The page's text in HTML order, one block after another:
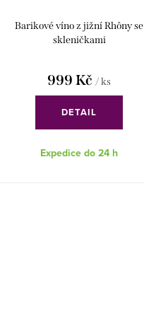
Barikové víno z jižní Rhôny se
skleničkami
999 Kč / ks
DETAIL
Expedice do 24 h